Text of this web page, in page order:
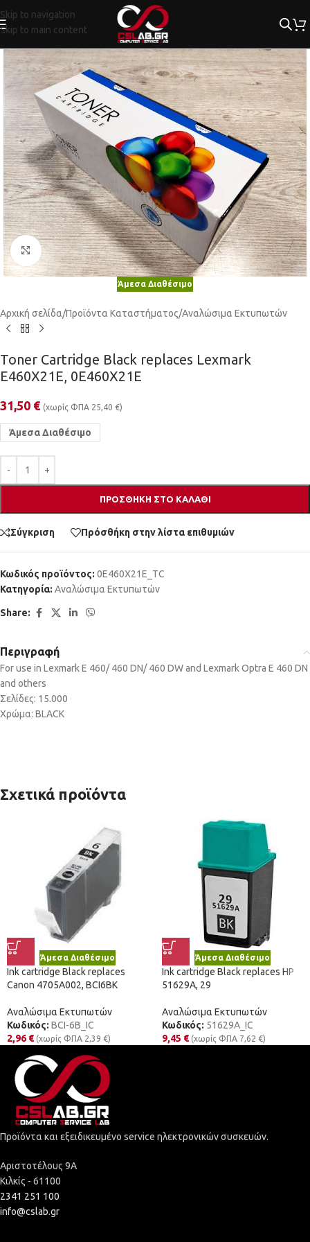
Skip to navigation
Skip to main content
Κλικ για μεγέθυνση
Άμεσα Διαθέσιμο
Αρχική σελίδα/Προϊόντα Καταστήματος/Αναλώσιμα Εκτυπωτών
Toner Cartridge Black replaces Lexmark
E460X21E, 0E460X21E
31,50 € (χωρίς ΦΠΑ 25,40 €)
Άμεσα Διαθέσιμο
ΠΡΟΣΘΉΚΗ ΣΤΟ ΚΑΛΆΘΙ
Σύγκριση Πρόσθήκη στην λίστα επιθυμιών
Κωδικός προϊόντος: 0E460X21E_TC
Κατηγορία: Αναλώσιμα Εκτυπωτών
Share:
Περιγραφή
For use in Lexmark E 460/ 460 DN/ 460 DW and Lexmark Optra E 460 DN
and others
Σελίδες: 15.000
Χρώμα: BLACK
Σχετικά προϊόντα
Άμεσα Διαθέσιμο
Ink cartridge Black replaces
Canon 4705A002, BCI6BK
Αναλώσιμα Εκτυπωτών
Κωδικός: BCI-6B_IC
2,96 € (χωρίς ΦΠΑ 2,39 €)
Άμεσα Διαθέσιμο
Ink cartridge Black replaces HP
51629A, 29
Αναλώσιμα Εκτυπωτών
Κωδικός: 51629A_IC
9,45 € (χωρίς ΦΠΑ 7,62 €)
Προϊόντα και εξειδικευμένο service ηλεκτρονικών συσκευών.
Αριστοτέλους 9Α
Κιλκίς - 61100
2341 251 100
info@cslab.gr